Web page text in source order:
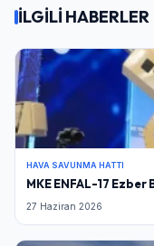
İLGİLİ HABERLER
HAVA SAVUNMA HATTI
MKE ENFAL-17 Ezber
27 Haziran 2026